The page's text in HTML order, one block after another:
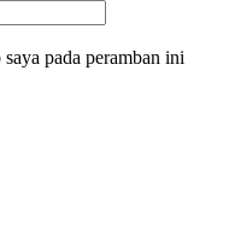
pada peramban ini